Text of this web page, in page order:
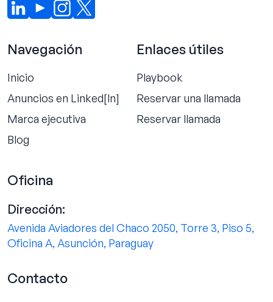
Navegación
Inicio
Anuncios en Linked[ln]
Marca ejecutiva
Blog
Enlaces útiles
Playbook
Reservar una llamada
Reservar llamada
Oficina
Dirección:
Avenida Aviadores del Chaco 2050, Torre 3, Piso 5,
Oficina A, Asunción, Paraguay
Contacto